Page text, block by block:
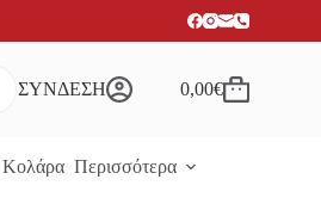
ΣΥΝΔΕΣΗ
Καλάθι
0,00€
Κολάρα Περισσότερα